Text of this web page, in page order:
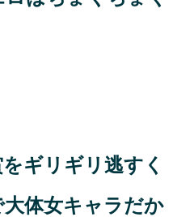
ギリギリ逃すく
体女キャラだか